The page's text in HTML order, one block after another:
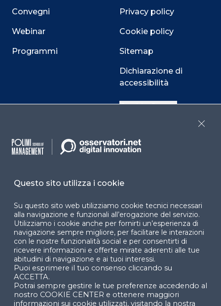
Convegni
Webinar
Programmi
Privacy policy
Cookie policy
Sitemap
Dichiarazione di
accessibilità
Cookie Center
Facebook LinkedIn
© 2024 Copyright © Politecnico di Milano Dipartimento
di Ingegneria Gestionale
Questo sito utilizza i cookie
Su questo sito web utilizziamo cookie tecnici necessari
alla navigazione e funzionali all’erogazione del servizio.
Utilizziamo i cookie anche per fornirti un’esperienza di
navigazione sempre migliore, per facilitare le interazioni
con le nostre funzionalità social e per consentirti di
ricevere informazioni e offerte mirate aderenti alle tue
abitudini di navigazione e ai tuoi interessi.
Puoi esprimere il tuo consenso cliccando su
ACCETTA.
Potrai sempre gestire le tue preferenze accedendo al
nostro COOKIE CENTER e ottenere maggiori
informazioni sui cookie utilizzati, visitando la nostra